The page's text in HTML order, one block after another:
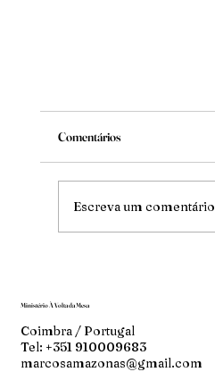
Mude
Comentários
Escreva um comentário
Ministério À Volta da Mesa
Coimbra / Portugal
Tel: +351 910009683
marcosamazonas@gmail.com